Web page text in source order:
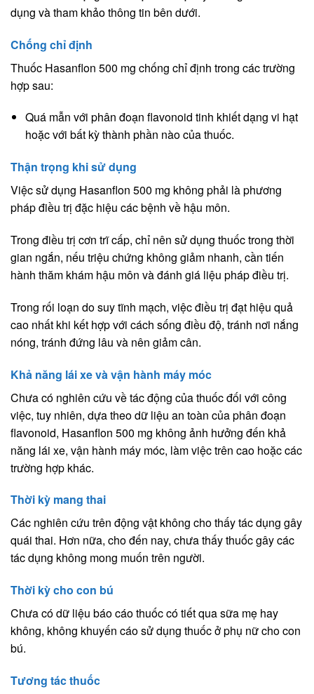
dụng và tham khảo thông tin bên dưới.
Chống chỉ định
Thuốc Hasanflon 500 mg chống chỉ định trong các trường
hợp sau:
Quá mẫn với phân đoạn flavonoid tinh khiết dạng vi hạt
hoặc với bất kỳ thành phần nào của thuốc.
Thận trọng khi sử dụng
Việc sử dụng Hasanflon 500 mg không phải là phương
pháp điều trị đặc hiệu các bệnh về hậu môn.
Trong điều trị cơn trĩ cấp, chỉ nên sử dụng thuốc trong thời
gian ngắn, nếu triệu chứng không giảm nhanh, cần tiến
hành thăm khám hậu môn và đánh giá liệu pháp điều trị.
Trong rối loạn do suy tĩnh mạch, việc điều trị đạt hiệu quả
cao nhất khi kết hợp với cách sống điều độ, tránh nơi nắng
nóng, tránh đứng lâu và nên giảm cân.
Khả năng lái xe và vận hành máy móc
Chưa có nghiên cứu về tác động của thuốc đối với công
việc, tuy nhiên, dựa theo dữ liệu an toàn của phân đoạn
flavonoid, Hasanflon 500 mg không ảnh hưởng đến khả
năng lái xe, vận hành máy móc, làm việc trên cao hoặc các
trường hợp khác.
Thời kỳ mang thai
Các nghiên cứu trên động vật không cho thấy tác dụng gây
quái thai. Hơn nữa, cho đến nay, chưa thấy thuốc gây các
tác dụng không mong muốn trên người.
Thời kỳ cho con bú
Chưa có dữ liệu báo cáo thuốc có tiết qua sữa mẹ hay
không, không khuyến cáo sử dụng thuốc ở phụ nữ cho con
bú.
Tương tác thuốc